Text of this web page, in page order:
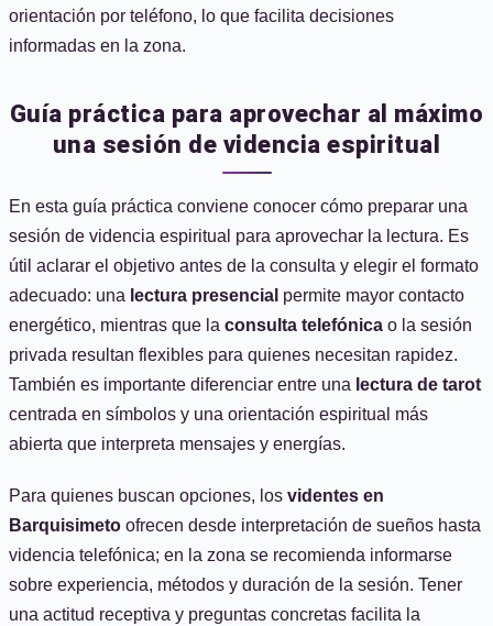
orientación por teléfono, lo que facilita decisiones
informadas en la zona.
Guía práctica para aprovechar al máximo
una sesión de videncia espiritual
En esta guía práctica conviene conocer cómo preparar una
sesión de videncia espiritual para aprovechar la lectura. Es
útil aclarar el objetivo antes de la consulta y elegir el formato
adecuado: una lectura presencial permite mayor contacto
energético, mientras que la consulta telefónica o la sesión
privada resultan flexibles para quienes necesitan rapidez.
También es importante diferenciar entre una lectura de tarot
centrada en símbolos y una orientación espiritual más
abierta que interpreta mensajes y energías.
Para quienes buscan opciones, los videntes en
Barquisimeto ofrecen desde interpretación de sueños hasta
videncia telefónica; en la zona se recomienda informarse
sobre experiencia, métodos y duración de la sesión. Tener
una actitud receptiva y preguntas concretas facilita la